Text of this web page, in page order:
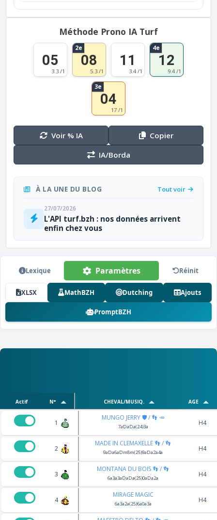
Méthode Prono IA Turf
05
3.3 /1
2e
08
5.3 /1
11
3.4 /1
4e
12
9.4 /1
3e
04
17 /1
Voir % IA
Copier
IA/Borda
À LA UNE DU BLOG Tout voir
27/07/2026
L'API turf.bzh : nos données arrivent
enfin chez vous
Lexique Paramètres Réinit
XLSX MathBZH Dutching Ajouts
PromptBZH
Actif N° CHEVAL/MUSIQ. AGE
1
MUNGO JERRY 🛡️ / 👣 🥕
7aDaDa(24)3a H4
2
MADE IN CLEMAXELLE 👣 / 👣
9aDa6aDm8m(25)9aDa2a4a H4
3
MONTANA DU BOIS 👣 / 👣
6a3a3aDaDa(25)0aDa2a H4
4
MIRAGE MAGIC
6a3a2a(25)6a0a3a H4